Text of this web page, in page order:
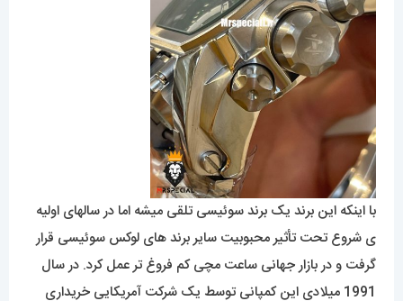
با اینکه این برند یک برند سوئیسی تلقی میشه اما در سالهای اولیه
ی شروع تحت تأثیر محبوبیت سایر برند های لوکس سوئیسی قرار
گرفت و در بازار جهانی ساعت مچی کم فروغ تر عمل کرد. در سال
1991 میلادی این کمپانی توسط یک شرکت آمریکایی خریداری